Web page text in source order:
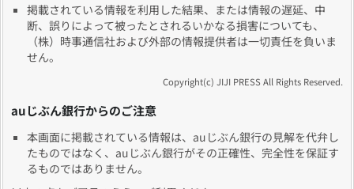
掲載されている情報を利用した結果、または情報の遅延、中
断、誤りによって被ったとされるいかなる損害についても、
（株）時事通信社および外部の情報提供者は一切責任を負いま
せん。
Copyright(c) JIJI PRESS All Rights Reserved.
auじぶん銀行からのご注意
本画面に掲載されている情報は、auじぶん銀行の見解を代弁し
たものではなく、auじぶん銀行がその正確性、完全性を保証す
るものではありません。